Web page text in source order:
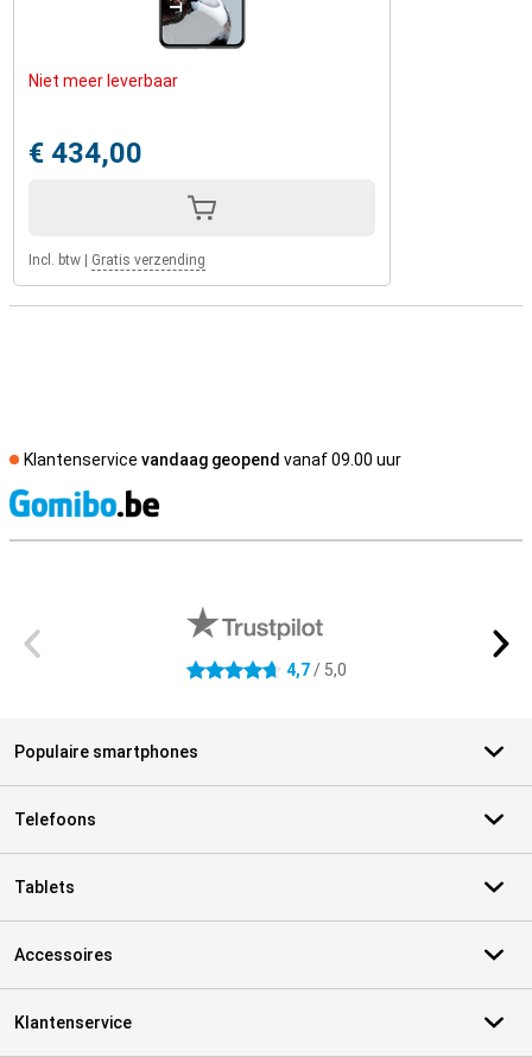
Niet meer leverbaar
€ 434,00
Incl. btw Gratis verzending
Klantenservice vandaag geopend vanaf 09.00 uur
4.7 sterren 4,7/ 5,0
Populaire smartphones
Telefoons
Tablets
Accessoires
Klantenservice